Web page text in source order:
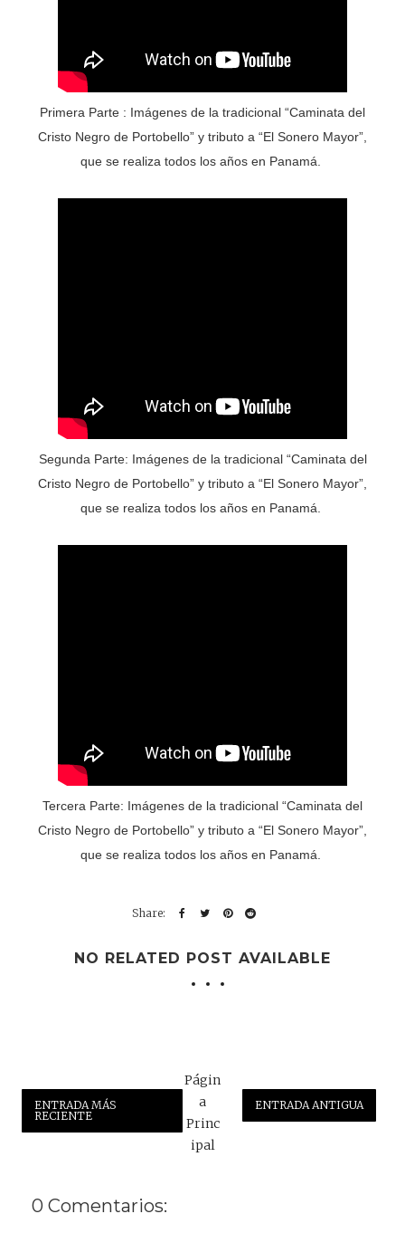
Primera Parte : Imágenes de la tradicional “Caminata del
Cristo Negro de Portobello” y tributo a “El Sonero Mayor”,
que se realiza todos los años en Panamá.
Segunda Parte: Imágenes de la tradicional “Caminata del
Cristo Negro de Portobello” y tributo a “El Sonero Mayor”,
que se realiza todos los años en Panamá.
Tercera Parte: Imágenes de la tradicional “Caminata del
Cristo Negro de Portobello” y tributo a “El Sonero Mayor”,
que se realiza todos los años en Panamá.
NO RELATED POST AVAILABLE
ENTRADA MÁS
RECIENTE
ENTRADA ANTIGUA
Págin
a
Princ
ipal
0 Comentarios: